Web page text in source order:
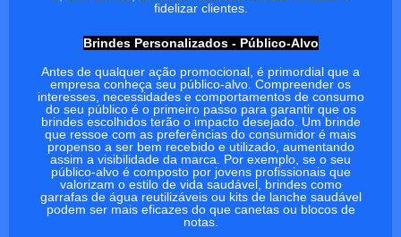
fidelizar clientes.
Brindes Personalizados - Público-Alvo
Antes de qualquer ação promocional, é primordial que a
empresa conheça seu público-alvo. Compreender os
interesses, necessidades e comportamentos de consumo
do seu público é o primeiro passo para garantir que os
brindes escolhidos terão o impacto desejado. Um brinde
que ressoe com as preferências do consumidor é mais
propenso a ser bem recebido e utilizado, aumentando
assim a visibilidade da marca. Por exemplo, se o seu
público-alvo é composto por jovens profissionais que
valorizam o estilo de vida saudável, brindes como
garrafas de água reutilizáveis ou kits de lanche saudável
podem ser mais eficazes do que canetas ou blocos de
notas.